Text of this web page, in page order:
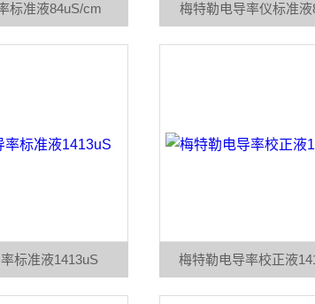
标准液84uS/cm 梅特勒电导率仪标准
标准液1413uS 梅特勒电导率校正液